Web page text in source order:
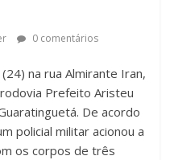
0 comentários
na rua Almirante Iran,
Prefeito Aristeu
De acordo
policial militar acionou a
os corpos de três